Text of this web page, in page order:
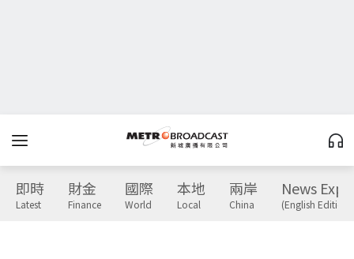
即時
Latest
財金
Finance
國際
World
本地
Local
兩岸
China
News
(English Edition)